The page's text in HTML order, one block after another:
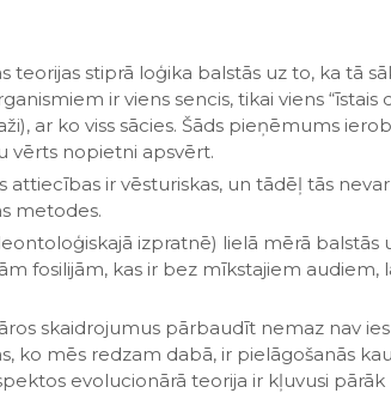
teorijas stiprā loģika balstās uz to, ka tā
ir viens sencis, tikai viens “īstais
ar ko viss sācies. Šāds pieņēmums
vērts nopietni apsvērt.
attiecības ir vēsturiskas, un tādēļ tās
metodes.
izpratnē) lielā mērā
fosilijām, kas ir bez mīkstajiem audiem,
skaidrojumus pārbaudīt nemaz nav
ko mēs redzam dabā, ir pielāgošanās
evolucionārā teorija ir kļuvusi pārāk